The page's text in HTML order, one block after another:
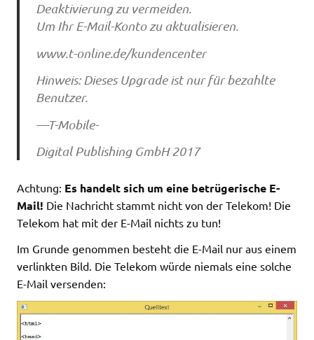
Deaktivierung zu vermeiden.
Um Ihr E-Mail-Konto zu aktualisieren.
www.t-online.de/kundencenter
Hinweis: Dieses Upgrade ist nur für bezahlte
Benutzer.
—T-Mobile-
Digital Publishing GmbH 2017
Achtung: Es handelt sich um eine betrügerische E-
Mail! Die Nachricht stammt nicht von der Telekom! Die
Telekom hat mit der E-Mail nichts zu tun!
Im Grunde genommen besteht die E-Mail nur aus einem
verlinkten Bild. Die Telekom würde niemals eine solche
E-Mail versenden: